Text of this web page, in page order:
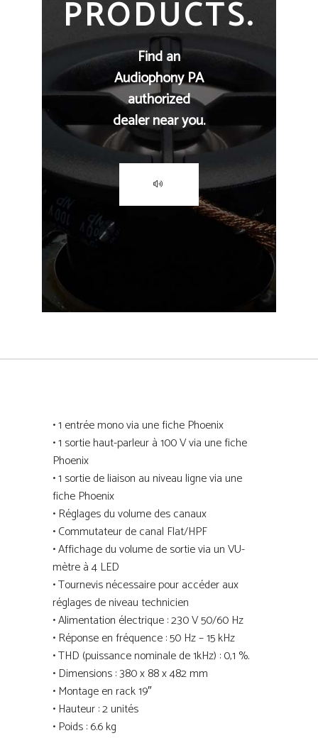
PRODUCTS.
Find an
Audiophony PA
authorized
dealer near you.
• 1 entrée mono via une fiche Phoenix
• 1 sortie haut-parleur à 100 V via une fiche
Phoenix
• 1 sortie de liaison au niveau ligne via une
fiche Phoenix
• Réglages du volume des canaux
• Commutateur de canal Flat/HPF
• Affichage du volume de sortie via un VU-
mètre à 4 LED
• Tournevis nécessaire pour accéder aux
réglages de niveau technicien
• Alimentation électrique : 230 V 50/60 Hz
• Réponse en fréquence : 50 Hz – 15 kHz
• THD (puissance nominale de 1kHz) : 0,1 %.
• Dimensions : 380 x 88 x 482 mm
• Montage en rack 19″
• Hauteur : 2 unités
• Poids : 6.6 kg